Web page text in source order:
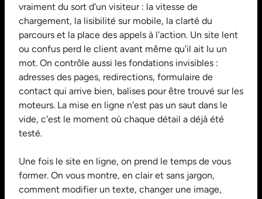
vraiment du sort d'un visiteur : la vitesse de
chargement, la lisibilité sur mobile, la clarté du
parcours et la place des appels à l'action. Un site lent
ou confus perd le client avant même qu'il ait lu un
mot. On contrôle aussi les fondations invisibles :
adresses des pages, redirections, formulaire de
contact qui arrive bien, balises pour être trouvé sur les
moteurs. La mise en ligne n'est pas un saut dans le
vide, c'est le moment où chaque détail a déjà été
testé.
Une fois le site en ligne, on prend le temps de vous
former. On vous montre, en clair et sans jargon,
comment modifier un texte, changer une image,